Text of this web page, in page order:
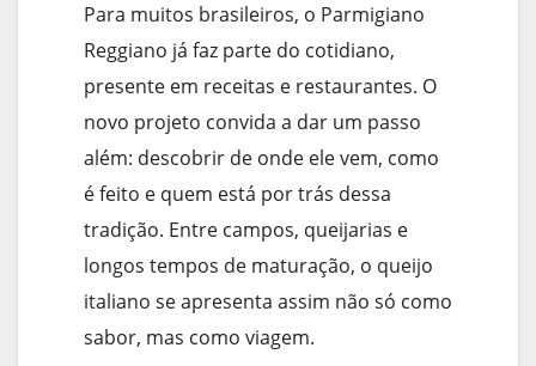
Para muitos brasileiros, o Parmigiano
Reggiano já faz parte do cotidiano,
presente em receitas e restaurantes. O
novo projeto convida a dar um passo
além: descobrir de onde ele vem, como
é feito e quem está por trás dessa
tradição. Entre campos, queijarias e
longos tempos de maturação, o queijo
italiano se apresenta assim não só como
sabor, mas como viagem.